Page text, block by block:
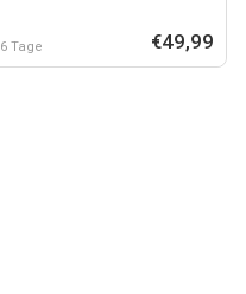
6 Tage €49,99